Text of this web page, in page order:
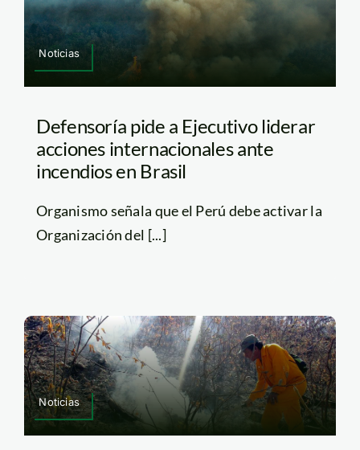
Noticias
Defensoría pide a Ejecutivo liderar
acciones internacionales ante
incendios en Brasil
Organismo señala que el Perú debe activar la
Organización del [...]
Noticias